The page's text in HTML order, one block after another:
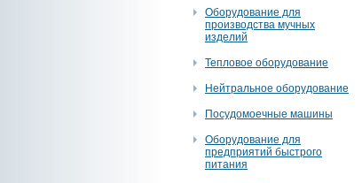
Оборудование для
производства мучных
изделий
Тепловое оборудование
Нейтральное оборудование
Посудомоечные машины
Оборудование для
предприятий быстрого
питания